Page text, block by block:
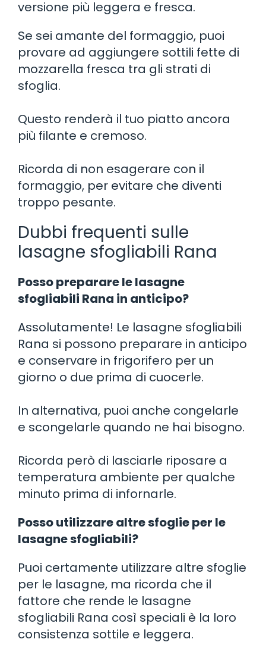
versione più leggera e fresca.
Se sei amante del formaggio, puoi
provare ad aggiungere sottili fette di
mozzarella fresca tra gli strati di
sfoglia.
Questo renderà il tuo piatto ancora
più filante e cremoso.
Ricorda di non esagerare con il
formaggio, per evitare che diventi
troppo pesante.
Dubbi frequenti sulle
lasagne sfogliabili Rana
Posso preparare le lasagne
sfogliabili Rana in anticipo?
Assolutamente! Le lasagne sfogliabili
Rana si possono preparare in anticipo
e conservare in frigorifero per un
giorno o due prima di cuocerle.
In alternativa, puoi anche congelarle
e scongelarle quando ne hai bisogno.
Ricorda però di lasciarle riposare a
temperatura ambiente per qualche
minuto prima di infornarle.
Posso utilizzare altre sfoglie per le
lasagne sfogliabili?
Puoi certamente utilizzare altre sfoglie
per le lasagne, ma ricorda che il
fattore che rende le lasagne
sfogliabili Rana così speciali è la loro
consistenza sottile e leggera.